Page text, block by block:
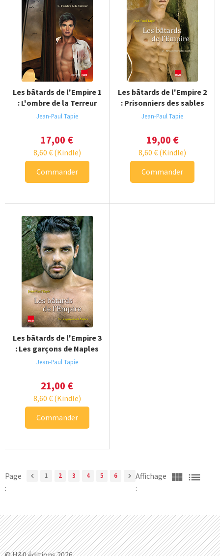
Les bâtards de l'Empire 1
: L'ombre de la Terreur
Jean-Paul Tapie
17,00 €
8,60 €(Kindle)
Commander
Les bâtards de l'Empire 2
: Prisonniers des sables
Jean-Paul Tapie
19,00 €
8,60€ (Kindle)
Commander
Les bâtards de l'Empire 3
: Les garçons de Naples
Jean-Paul Tapie
21,00 €
8,60 €(Kindle)
Commander
Page
:
chevron_left 1 2 3 4 5 6 chevron_right Affichage
:
view_module list